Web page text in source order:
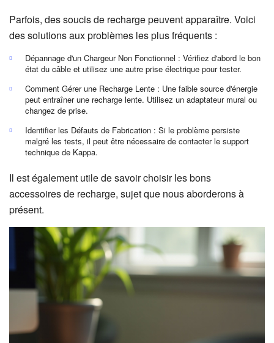
Parfois, des soucis de recharge peuvent apparaître. Voici
des solutions aux problèmes les plus fréquents :
Dépannage d'un Chargeur Non Fonctionnel : Vérifiez d'abord le bon
état du câble et utilisez une autre prise électrique pour tester.
Comment Gérer une Recharge Lente : Une faible source d'énergie
peut entraîner une recharge lente. Utilisez un adaptateur mural ou
changez de prise.
Identifier les Défauts de Fabrication : Si le problème persiste
malgré les tests, il peut être nécessaire de contacter le support
technique de Kappa.
Il est également utile de savoir choisir les bons
accessoires de recharge, sujet que nous aborderons à
présent.